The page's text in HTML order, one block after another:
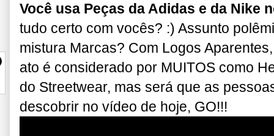
Você usa Peças da Adidas e da Nike
tudo certo com vocês? :) Assunto
mistura Marcas? Com Logos
ato é considerado por MUITOS como
do Streetwear, mas será que as
descobrir no vídeo de hoje, GO!!!